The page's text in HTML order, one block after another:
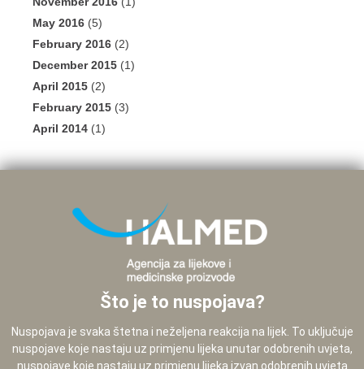
May 2016 (5)
February 2016 (2)
December 2015 (1)
April 2015 (2)
February 2015 (3)
April 2014 (1)
Što je to nuspojava?
Nuspojava je svaka štetna i neželjena reakcija na lijek. To uključuje
nuspojave koje nastaju uz primjenu lijeka unutar odobrenih uvjeta,
nuspojave koje nastaju uz primjenu lijeka izvan odobrenih uvjeta